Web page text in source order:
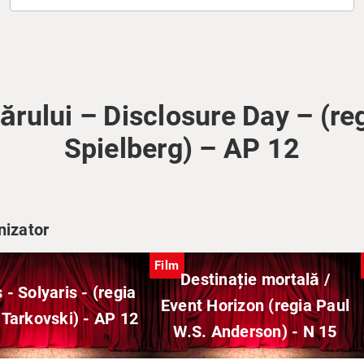
– Disclosure Day –
Spielberg) – AP 12
- Solyaris - (regia
- AP 12
Film
Destinație mortală /
Event Horizon (regia Paul
W.S. Anderson) - N 15